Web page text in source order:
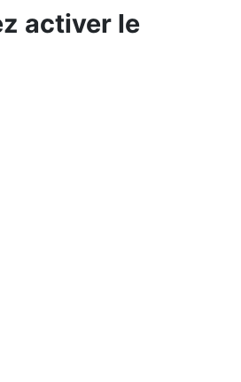
activer le